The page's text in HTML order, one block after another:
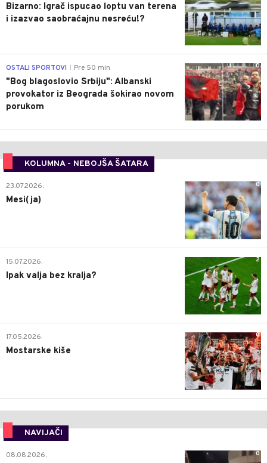
Bizarno: Igrač ispucao loptu van terena
i izazvao saobraćajnu nesreću!?
0
OSTALI SPORTOVI Pre 50 min
"Bog blagoslovio Srbiju": Albanski
provokator iz Beograda šokirao novom
porukom
KOLUMNA - NEBOJŠA ŠATARA
0
23.07.2026.
Mesi(ja)
2
15.07.2026.
Ipak valja bez kralja?
0
17.05.2026.
Mostarske kiše
NAVIJAČI
0
08.08.2026.